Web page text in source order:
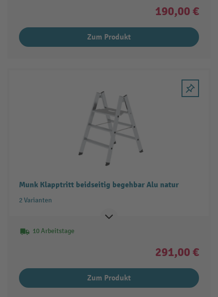
190,00 €
Zum Produkt
Munk Klapptritt beidseitig begehbar Alu natur
2 Varianten
10 Arbeitstage
291,00 €
Zum Produkt